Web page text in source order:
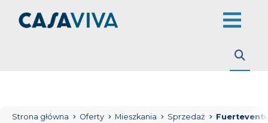
Strona główna Oferty Mieszkania Sprzedaż